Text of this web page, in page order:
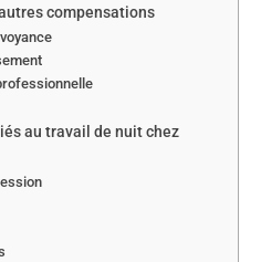
compensations
au travail de nuit chez